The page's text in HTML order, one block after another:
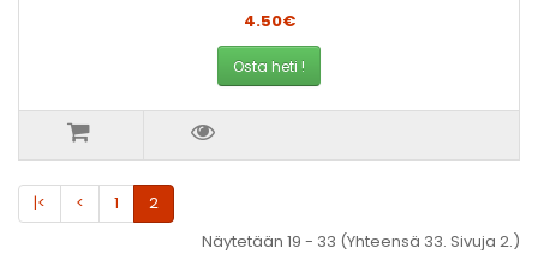
4.50€
Osta heti !
|< < 1
2
Näytetään 19 - 33 (Yhteensä 33. Sivuja 2.)